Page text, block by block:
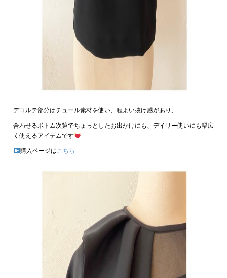
デコルテ部分はチュール素材を使い、程よい抜け感があり、
合わせるボトム次第でちょっとしたお出かけにも、デイリー使いにも幅広
く使えるアイテムです
購入ページは こちら